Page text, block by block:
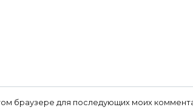
браузере для последующих моих